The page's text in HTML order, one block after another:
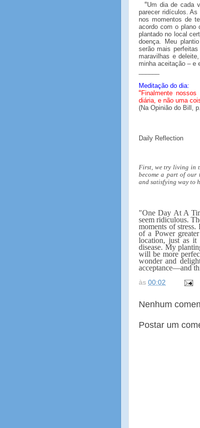
“Um dia de cada
parecer ridículos.
nos momentos de
acordo com o plano
plantado no local
doença. Meu
serão mais
maravilhas e
minha aceitação – e
Meditação do dia:
“Finalmente
diária, e não uma
(Na Opinião do Bill,
Daily Reflection
First, we try living in
become a part of
and satisfying way to
"One Day At A
seem ridiculous.
moments of
of a Power
location, just as it
disease. My
will be more
wonder and
acceptance—and
às 00:02
Nenhum
Postar um